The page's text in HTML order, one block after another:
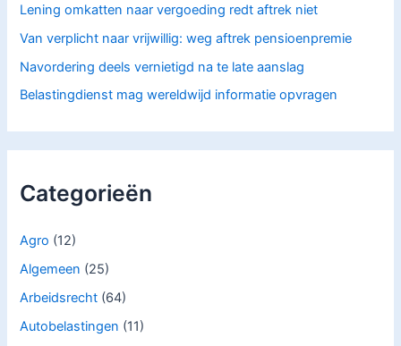
Lening omkatten naar vergoeding redt aftrek niet
Van verplicht naar vrijwillig: weg aftrek pensioenpremie
Navordering deels vernietigd na te late aanslag
Belastingdienst mag wereldwijd informatie opvragen
Categorieën
Agro (12)
Algemeen (25)
Arbeidsrecht (64)
Autobelastingen (11)